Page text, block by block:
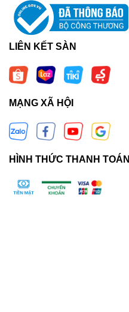
LIÊN KẾT SÀN
MẠNG XÃ HỘI
HÌNH THỨC THANH TOÁN